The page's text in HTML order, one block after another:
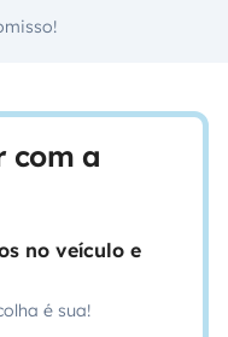
com a
no veículo e
é sua!